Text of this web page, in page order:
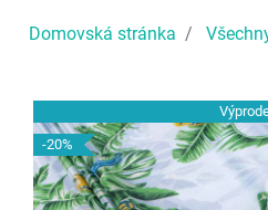
Domovská stránka
-20%